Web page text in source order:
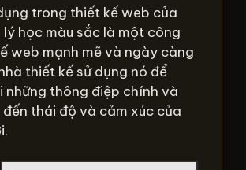
trong thiết kế web của
lý học màu sắc là một công
web mạnh mẽ và ngày càng
thiết kế sử dụng nó để
những thông điệp chính và
thái độ và cảm xúc của